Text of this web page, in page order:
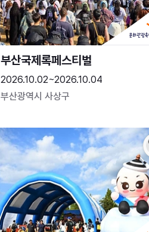
부산국제록페스티벌
2026.10.02~2026.10.04
부산광역시 사상구